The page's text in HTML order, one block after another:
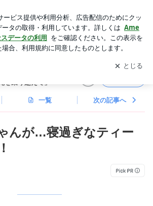
の自死、夫の病死を乗り越えて」Power
ドして ブログの更新通知
を受け取りまし
開く
を乗り越えて」
一覧 次の記事へ
んが…寝過ぎなティー